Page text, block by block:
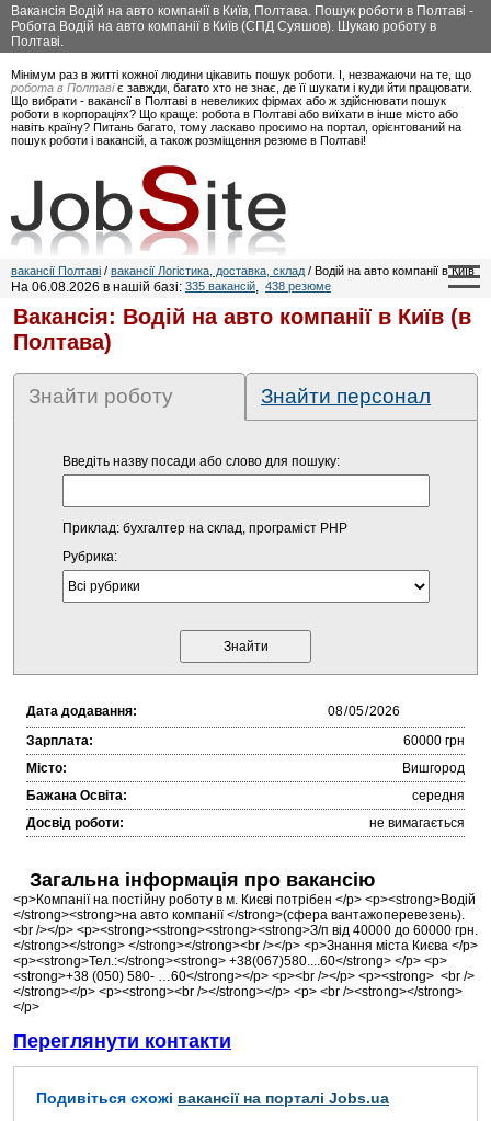
Вакансія Водій на авто компанії в Київ, Полтава. Пошук роботи в Полтаві -
Робота Водій на авто компанії в Київ (СПД Суяшов). Шукаю роботу в
Полтаві.
Мінімум раз в житті кожної людини цікавить пошук роботи. І, незважаючи на те, що
робота в Полтавіє завжди, багато хто не знає, де її шукати і куди йти працювати.
Що вибрати - вакансії в Полтаві в невеликих фірмах або ж здійснювати пошук
роботи в корпораціях? Що краще: робота в Полтаві або виїхати в інше місто або
навіть країну? Питань багато, тому ласкаво просимо на портал, орієнтований на
пошук роботи і вакансій, а також розміщення резюме в Полтаві!
вакансії Полтаві / вакансії Логістика, доставка, склад / Водій на авто компанії в Київ
На 06.08.2026 в нашій базі: 335 вакансій, 438 резюме
Вакансія: Водій на авто компанії в Київ (в
Полтава)
Знайти роботу Знайти персонал
Введіть назву посади або слово для пошуку:
Приклад: бухгалтер на склад, програміст PHP
Рубрика:
Дата додавання:
Зарплата:
60000 грн
Місто:
Вишгород
Бажана Освіта:
середня
Досвід роботи:
не вимагається
Загальна інформація про вакансію
<p>Компанії на постійну роботу в м. Києві потрібен </p> <p><strong>Водій
</strong><strong>на авто компанії </strong>(сфера вантажоперевезень).
<br /></p> <p><strong><strong><strong><strong>З/п від 40000 до 60000 грн.
</strong></strong> </strong></strong><br /></p> <p>Знання міста Києва </p>
<p><strong>Тел.:</strong><strong> +38(067)580....60</strong> </p> <p>
<strong>+38 (050) 580- …60</strong></p> <p><br /></p> <p><strong> <br />
</strong></p> <p><strong><br /></strong></p> <p> <br /><strong></strong>
</p>
Переглянути контакти
Подивіться схожі вакансії на порталі Jobs.ua